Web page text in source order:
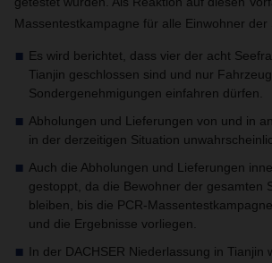
Massentestkampagne für alle Einwohner der
Es wird berichtet, dass vier der acht
Tianjin geschlossen sind und nur
Sondergenehmigungen einfahren dürfen.
Abholungen und Lieferungen von und in
in der derzeitigen Situation
Auch die Abholungen und Lieferungen
gestoppt, da die Bewohner der gesamten
bleiben, bis die PCR-
und die Ergebnisse vorliegen.
In der DACHSER Niederlassung in Tianjin